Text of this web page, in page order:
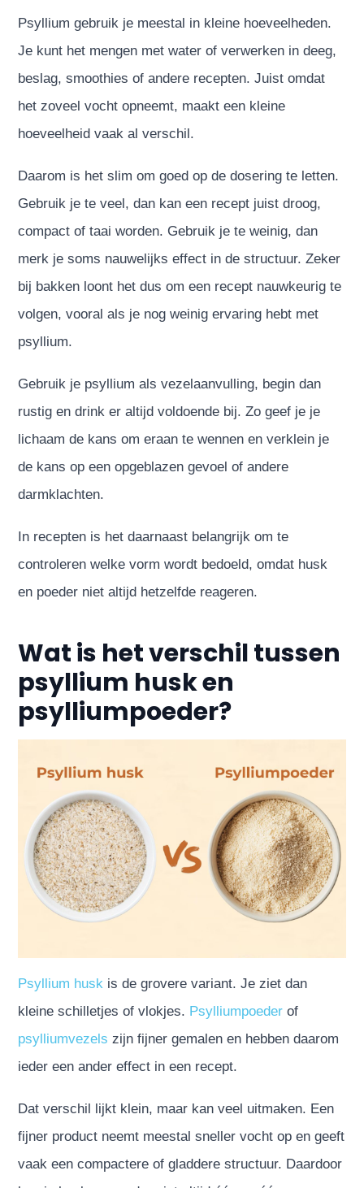
Psyllium gebruik je meestal in kleine hoeveelheden.
Je kunt het mengen met water of verwerken in deeg,
beslag, smoothies of andere recepten. Juist omdat
het zoveel vocht opneemt, maakt een kleine
hoeveelheid vaak al verschil.
Daarom is het slim om goed op de dosering te letten.
Gebruik je te veel, dan kan een recept juist droog,
compact of taai worden. Gebruik je te weinig, dan
merk je soms nauwelijks effect in de structuur. Zeker
bij bakken loont het dus om een recept nauwkeurig te
volgen, vooral als je nog weinig ervaring hebt met
psyllium.
Gebruik je psyllium als vezelaanvulling, begin dan
rustig en drink er altijd voldoende bij. Zo geef je je
lichaam de kans om eraan te wennen en verklein je
de kans op een opgeblazen gevoel of andere
darmklachten.
In recepten is het daarnaast belangrijk om te
controleren welke vorm wordt bedoeld, omdat husk
en poeder niet altijd hetzelfde reageren.
Wat is het verschil tussen
psyllium husk en
psylliumpoeder?
Psyllium husk is de grovere variant. Je ziet dan
kleine schilletjes of vlokjes. Psylliumpoeder of
psylliumvezels zijn fijner gemalen en hebben daarom
ieder een ander effect in een recept.
Dat verschil lijkt klein, maar kan veel uitmaken. Een
fijner product neemt meestal sneller vocht op en geeft
vaak een compactere of gladdere structuur. Daardoor